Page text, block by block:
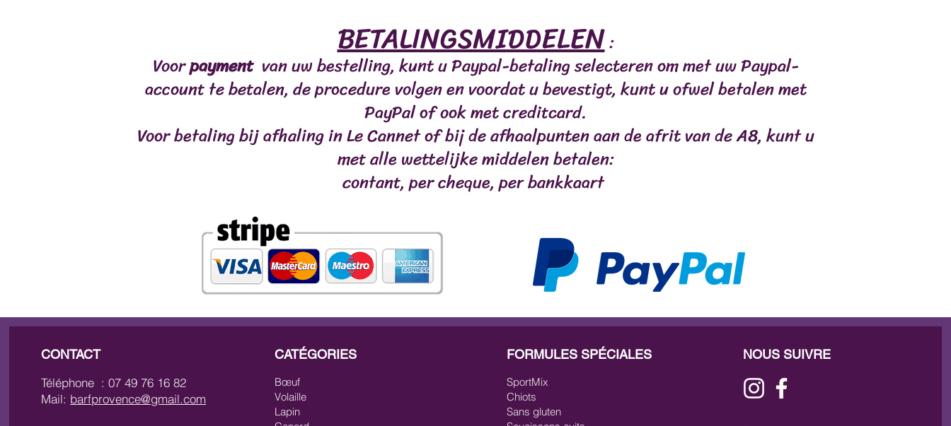
BETALINGSMIDDELEN:
Voorpayment van uw bestelling, kunt u Paypal-betaling selecteren om met uw Paypal-
account te betalen, de procedure volgen en voordat u bevestigt, kunt u ofwel betalen met
PayPal of ook met creditcard.
Voor betaling bij afhaling in Le Cannet of bij de afhaalpunten aan de afrit van de A8, kunt u
met alle wettelijke middelen betalen:
contant, per cheque, per bankkaart
CONTACT
Téléphone : 07 49 76 16 82
Mail: barfprovence@gmail.com
CATÉGORIES
Bœuf
Volaille
Lapin
FORMULES SPÉCIALES
SportMix
Chiots
Sans gluten
NOUS SUIVRE